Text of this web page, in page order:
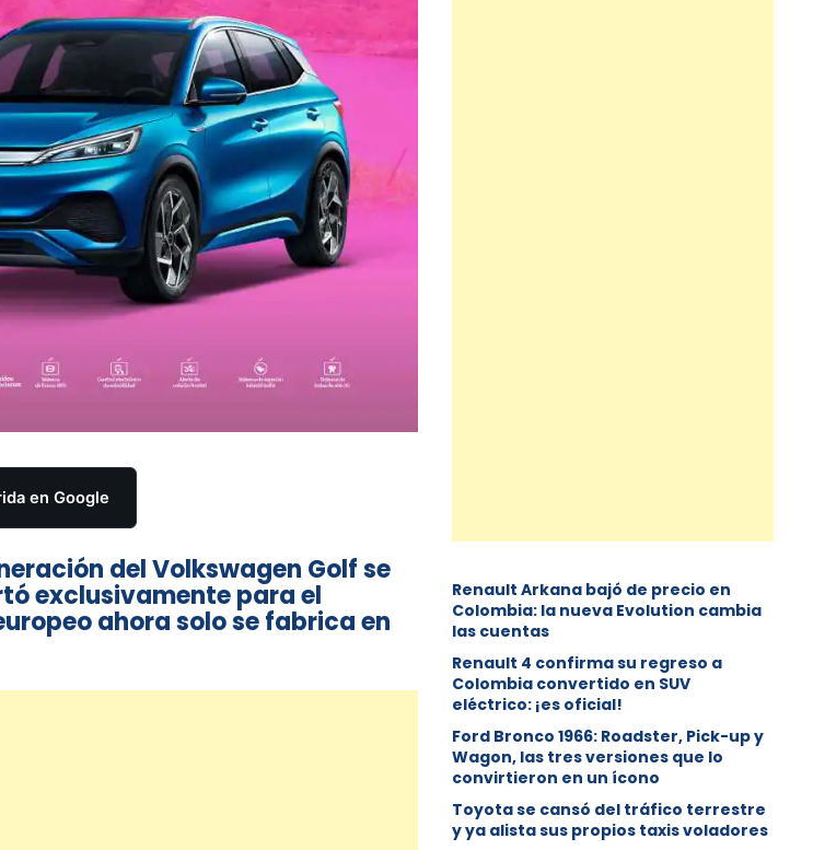
en Google
del Volkswagen Golf se
exclusivamente para el
ahora solo se fabrica en
Renault Arkana bajó de precio en
Colombia: la nueva Evolution cambia
las cuentas
Renault 4 confirma su regreso a
Colombia convertido en SUV
eléctrico: ¡es oficial!
Ford Bronco 1966: Roadster, Pick-up y
Wagon, las tres versiones que lo
convirtieron en un ícono
Toyota se cansó del tráfico terrestre
y ya alista sus propios taxis voladores